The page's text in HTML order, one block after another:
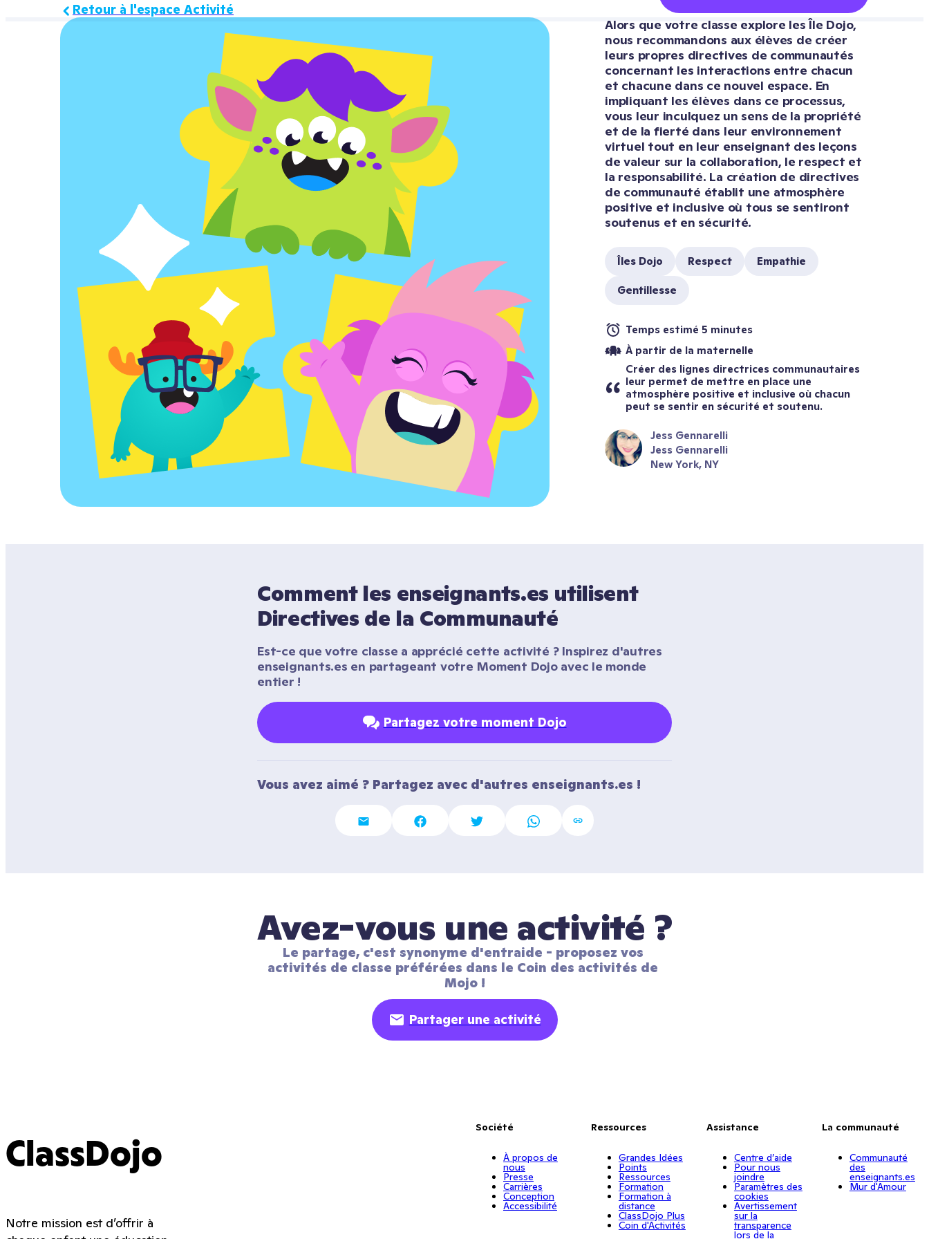
Retour à l'espace Activité
Alors que votre classe explore les Île Dojo,
nous recommandons aux élèves de créer
leurs propres directives de communautés
concernant les interactions entre chacun
et chacune dans ce nouvel espace. En
impliquant les élèves dans ce processus,
vous leur inculquez un sens de la propriété
et de la fierté dans leur environnement
virtuel tout en leur enseignant des leçons
de valeur sur la collaboration, le respect et
la responsabilité. La création de directives
de communauté établit une atmosphère
positive et inclusive où tous se sentiront
soutenus et en sécurité.
Îles Dojo Respect Empathie
Gentillesse
Temps estimé 5 minutes
À partir de la maternelle
Créer des lignes directrices communautaires
leur permet de mettre en place une
atmosphère positive et inclusive où chacun
peut se sentir en sécurité et soutenu.
Jess Gennarelli
Jess Gennarelli
New York, NY
Comment les enseignants.es utilisent
Directives de la Communauté
Est-ce que votre classe a apprécié cette activité ? Inspirez d'autres
enseignants.es en partageant votre Moment Dojo avec le monde
entier !
Partagez votre moment Dojo
Vous avez aimé ? Partagez avec d'autres enseignants.es !
Avez-vous une activité ?
Le partage, c'est synonyme d'entraide - proposez vos
activités de classe préférées dans le Coin des activités de
Mojo !
Partager une activité
ClassDojo
Notre mission est d’offrir à
Société
À propos de
nous
Presse
Carrières
Conception
Accessibilité
Ressources
Grandes Idées
Points
Ressources
Formation
Formation à
distance
ClassDojo Plus
Coin d'Activités
Assistance
Centre d’aide
Pour nous
joindre
Paramètres des
cookies
Avertissement
sur la
transparence
lors de la
La communauté
Communauté
des
enseignants.es
Mur d'Amour